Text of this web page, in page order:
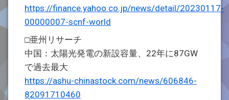
https://finance.yahoo.co.jp/news/detail/20230117-
00000007-scnf-world
□亜州リサーチ
中国：太陽光発電の新設容量、22年に87GW
で過去最大
https://ashu-chinastock.com/news/606846-
82091710460